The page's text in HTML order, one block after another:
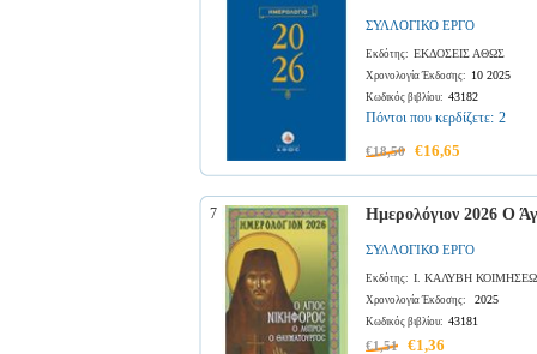
ΣΥΛΛΟΓΙΚΟ ΕΡΓΟ
Εκδότης: ΕΚΔΟΣΕΙΣ ΑΘΩΣ
Χρονολογία Έκδοσης: 10 2025
Κωδικός βιβλίου: 43182
Πόντοι που κερδίζετε: 2
€18,50 €16,65
7 Ημερολόγιον 2026 Ο
ΣΥΛΛΟΓΙΚΟ ΕΡΓΟ
Εκδότης: Ι. ΚΑΛΥΒΗ
Χρονολογία Έκδοσης: 2025
Κωδικός βιβλίου: 43181
€1,51 €1,36